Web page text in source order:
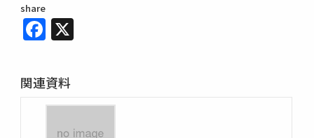
share
Facebook
関連資料